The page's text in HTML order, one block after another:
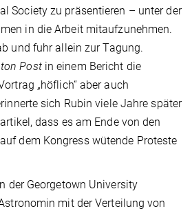
Society zu präsentieren – unter der
in die Arbeit mitaufzunehmen.
und fuhr allein zur Tagung.
Postin einem Bericht die
„höflich“ aber auch
sich Rubin viele Jahre später
dass es am Ende von den
dem Kongress wütende Proteste
der Georgetown University
mit der Verteilung von